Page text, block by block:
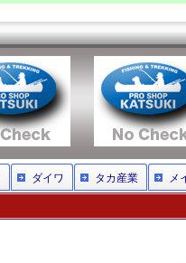
ダイワ タカ産業 メ